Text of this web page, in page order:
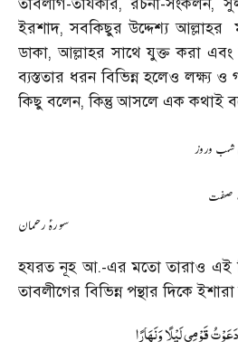
ইরশাদ, সবকিছুর উদ্দেশ্য আল্লাহর
ডাকা, আল্লাহর সাথে যুক্ত করা এবং
ব্যস্ততার ধরন বিভিন্ন হলেও লক্ষ্য ও
কিছু বলেন, কিন্তু আসলে এক কথাই
شب وروز
صفت
سورۂ رحمان
হযরত নূহ আ.-এর মতো তারাও এই
তাবলীগের বিভিন্ন পন্থার দিকে
قَوْمِي لَيْلًا وَنَهَارًا